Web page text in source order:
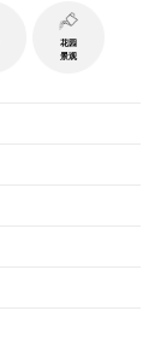
花园
景观